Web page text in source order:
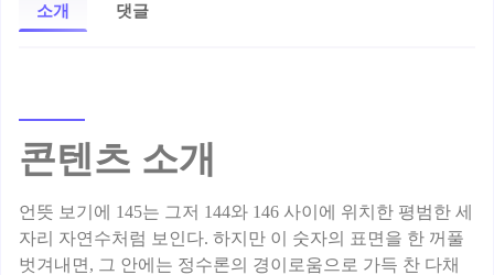
소개 댓글
콘텐츠 소개
언뜻 보기에 145는 그저 144와 146 사이에 위치한 평범한 세
자리 자연수처럼 보인다. 하지만 이 숫자의 표면을 한 꺼풀
벗겨내면, 그 안에는 정수론의 경이로움으로 가득 찬 다채